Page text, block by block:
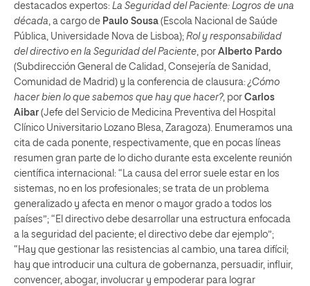
destacados expertos: La Seguridad del Paciente: Logros de una
década, a cargo de Paulo Sousa (Escola Nacional de Saúde
Pública, Universidade Nova de Lisboa); Rol y responsabilidad
del directivo en la Seguridad del Paciente, por Alberto Pardo
(Subdirección General de Calidad, Consejería de Sanidad,
Comunidad de Madrid) y la conferencia de clausura:¿Cómo
hacer bien lo que sabemos que hay que hacer?, por Carlos
Aibar (Jefe del Servicio de Medicina Preventiva del Hospital
Clínico Universitario Lozano Blesa, Zaragoza). Enumeramos una
cita de cada ponente, respectivamente, que en pocas líneas
resumen gran parte de lo dicho durante esta excelente reunión
científica internacional: “La causa del error suele estar en los
sistemas, no en los profesionales; se trata de un problema
generalizado y afecta en menor o mayor grado a todos los
países”; “El directivo debe desarrollar una estructura enfocada
a la seguridad del paciente; el directivo debe dar ejemplo”;
“Hay que gestionar las resistencias al cambio, una tarea difícil;
hay que introducir una cultura de gobernanza, persuadir, influir,
convencer, abogar, involucrar y empoderar para lograr